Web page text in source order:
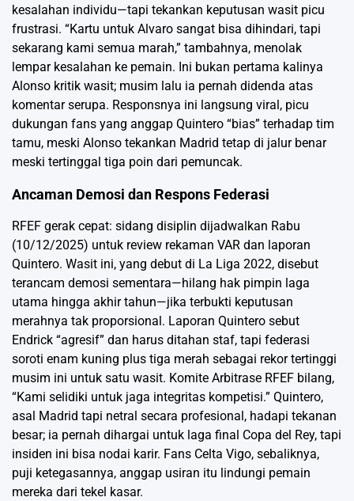
kesalahan individu—tapi tekankan keputusan wasit picu
frustrasi. “Kartu untuk Alvaro sangat bisa dihindari, tapi
sekarang kami semua marah,” tambahnya, menolak
lempar kesalahan ke pemain. Ini bukan pertama kalinya
Alonso kritik wasit; musim lalu ia pernah didenda atas
komentar serupa. Responsnya ini langsung viral, picu
dukungan fans yang anggap Quintero “bias” terhadap tim
tamu, meski Alonso tekankan Madrid tetap di jalur benar
meski tertinggal tiga poin dari pemuncak.
Ancaman Demosi dan Respons Federasi
RFEF gerak cepat: sidang disiplin dijadwalkan Rabu
(10/12/2025) untuk review rekaman VAR dan laporan
Quintero. Wasit ini, yang debut di La Liga 2022, disebut
terancam demosi sementara—hilang hak pimpin laga
utama hingga akhir tahun—jika terbukti keputusan
merahnya tak proporsional. Laporan Quintero sebut
Endrick “agresif” dan harus ditahan staf, tapi federasi
soroti enam kuning plus tiga merah sebagai rekor tertinggi
musim ini untuk satu wasit. Komite Arbitrase RFEF bilang,
“Kami selidiki untuk jaga integritas kompetisi.” Quintero,
asal Madrid tapi netral secara profesional, hadapi tekanan
besar; ia pernah dihargai untuk laga final Copa del Rey, tapi
insiden ini bisa nodai karir. Fans Celta Vigo, sebaliknya,
puji ketegasannya, anggap usiran itu lindungi pemain
mereka dari tekel kasar.